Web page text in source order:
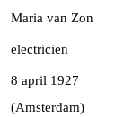
Maria van Zon
electricien
8 april 1927
(Amsterdam)